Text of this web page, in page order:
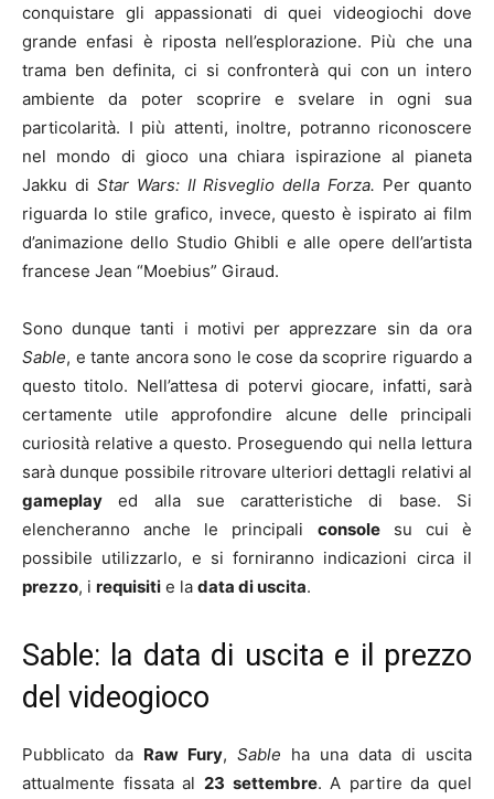
conquistare gli appassionati di quei videogiochi dove
grande enfasi è riposta nell’esplorazione. Più che una
trama ben definita, ci si confronterà qui con un intero
ambiente da poter scoprire e svelare in ogni sua
particolarità. I più attenti, inoltre, potranno riconoscere
nel mondo di gioco una chiara ispirazione al pianeta
Jakku di Star Wars: Il Risveglio della Forza. Per quanto
riguarda lo stile grafico, invece, questo è ispirato ai film
d’animazione dello Studio Ghibli e alle opere dell’artista
francese Jean “Moebius” Giraud.
Sono dunque tanti i motivi per apprezzare sin da ora
Sable, e tante ancora sono le cose da scoprire riguardo a
questo titolo. Nell’attesa di potervi giocare, infatti, sarà
certamente utile approfondire alcune delle principali
curiosità relative a questo. Proseguendo qui nella lettura
sarà dunque possibile ritrovare ulteriori dettagli relativi al
gameplay ed alla sue caratteristiche di base. Si
elencheranno anche le principali consolesu cui è
possibile utilizzarlo, e si forniranno indicazioni circa il
prezzo, i requisiti e la data di uscita.
Sable: la data di uscita e il prezzo
del videogioco
Pubblicato da Raw Fury, Sable ha una data di uscita
attualmente fissata al 23 settembre. A partire da quel